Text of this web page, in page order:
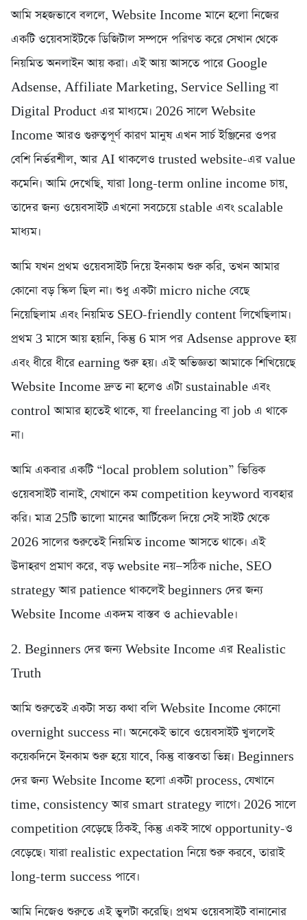
আমি সহজভাবে বললে, Website Income মানে হলো নিজের
একটি ওয়েবসাইটকে ডিজিটাল সম্পদে পরিণত করে সেখান থেকে
নিয়মিত অনলাইন আয় করা। এই আয় আসতে পারে Google
Adsense, Affiliate Marketing, Service Selling বা
Digital Product এর মাধ্যমে। 2026 সালে Website
Income আরও গুরুত্বপূর্ণ কারণ মানুষ এখন সার্চ ইঞ্জিনের ওপর
বেশি নির্ভরশীল, আর AI থাকলেও trusted website-এর value
কমেনি। আমি দেখেছি, যারা long-term online income চায়,
তাদের জন্য ওয়েবসাইট এখনো সবচেয়ে stable এবং scalable
মাধ্যম।
আমি যখন প্রথম ওয়েবসাইট দিয়ে ইনকাম শুরু করি, তখন আমার
কোনো বড় স্কিল ছিল না। শুধু একটা micro niche বেছে
নিয়েছিলাম এবং নিয়মিত SEO-friendly content লিখেছিলাম।
প্রথম 3 মাসে আয় হয়নি, কিন্তু 6 মাস পর Adsense approve হয়
এবং ধীরে ধীরে earning শুরু হয়। এই অভিজ্ঞতা আমাকে শিখিয়েছে
Website Income দ্রুত না হলেও এটা sustainable এবং
control আমার হাতেই থাকে, যা freelancing বা job এ থাকে
না।
আমি একবার একটি “local problem solution” ভিত্তিক
ওয়েবসাইট বানাই, যেখানে কম competition keyword ব্যবহার
করি। মাত্র 25টি ভালো মানের আর্টিকেল দিয়ে সেই সাইট থেকে
2026 সালের শুরুতেই নিয়মিত income আসতে থাকে। এই
উদাহরণ প্রমাণ করে, বড় website নয়—সঠিক niche, SEO
strategy আর patience থাকলেই beginners দের জন্য
Website Income একদম বাস্তব ও achievable।
2. Beginners দের জন্য Website Income এর Realistic
Truth
আমি শুরুতেই একটা সত্য কথা বলি Website Income কোনো
overnight success না। অনেকেই ভাবে ওয়েবসাইট খুললেই
কয়েকদিনে ইনকাম শুরু হয়ে যাবে, কিন্তু বাস্তবতা ভিন্ন। Beginners
দের জন্য Website Income হলো একটা process, যেখানে
time, consistency আর smart strategy লাগে। 2026 সালে
competition বেড়েছে ঠিকই, কিন্তু একই সাথে opportunity-ও
বেড়েছে। যারা realistic expectation নিয়ে শুরু করবে, তারাই
long-term success পাবে।
আমি নিজেও শুরুতে এই ভুলটা করেছি। প্রথম ওয়েবসাইট বানানোর